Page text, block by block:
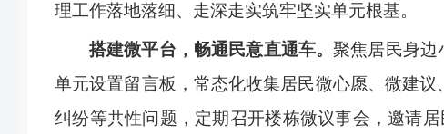
理工作落地落细、走深走实筑牢坚实单元根基。
搭建微平台，畅通民意直通车。聚焦居民身边
单元设置留言板，常态化收集居民微心愿、微建
纠纷等共性问题，定期召开楼栋微议事会，邀请